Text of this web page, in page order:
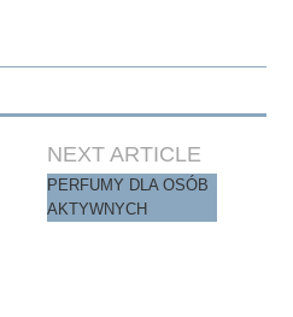
NEXT ARTICLE
PERFUMY DLA OSÓB
AKTYWNYCH